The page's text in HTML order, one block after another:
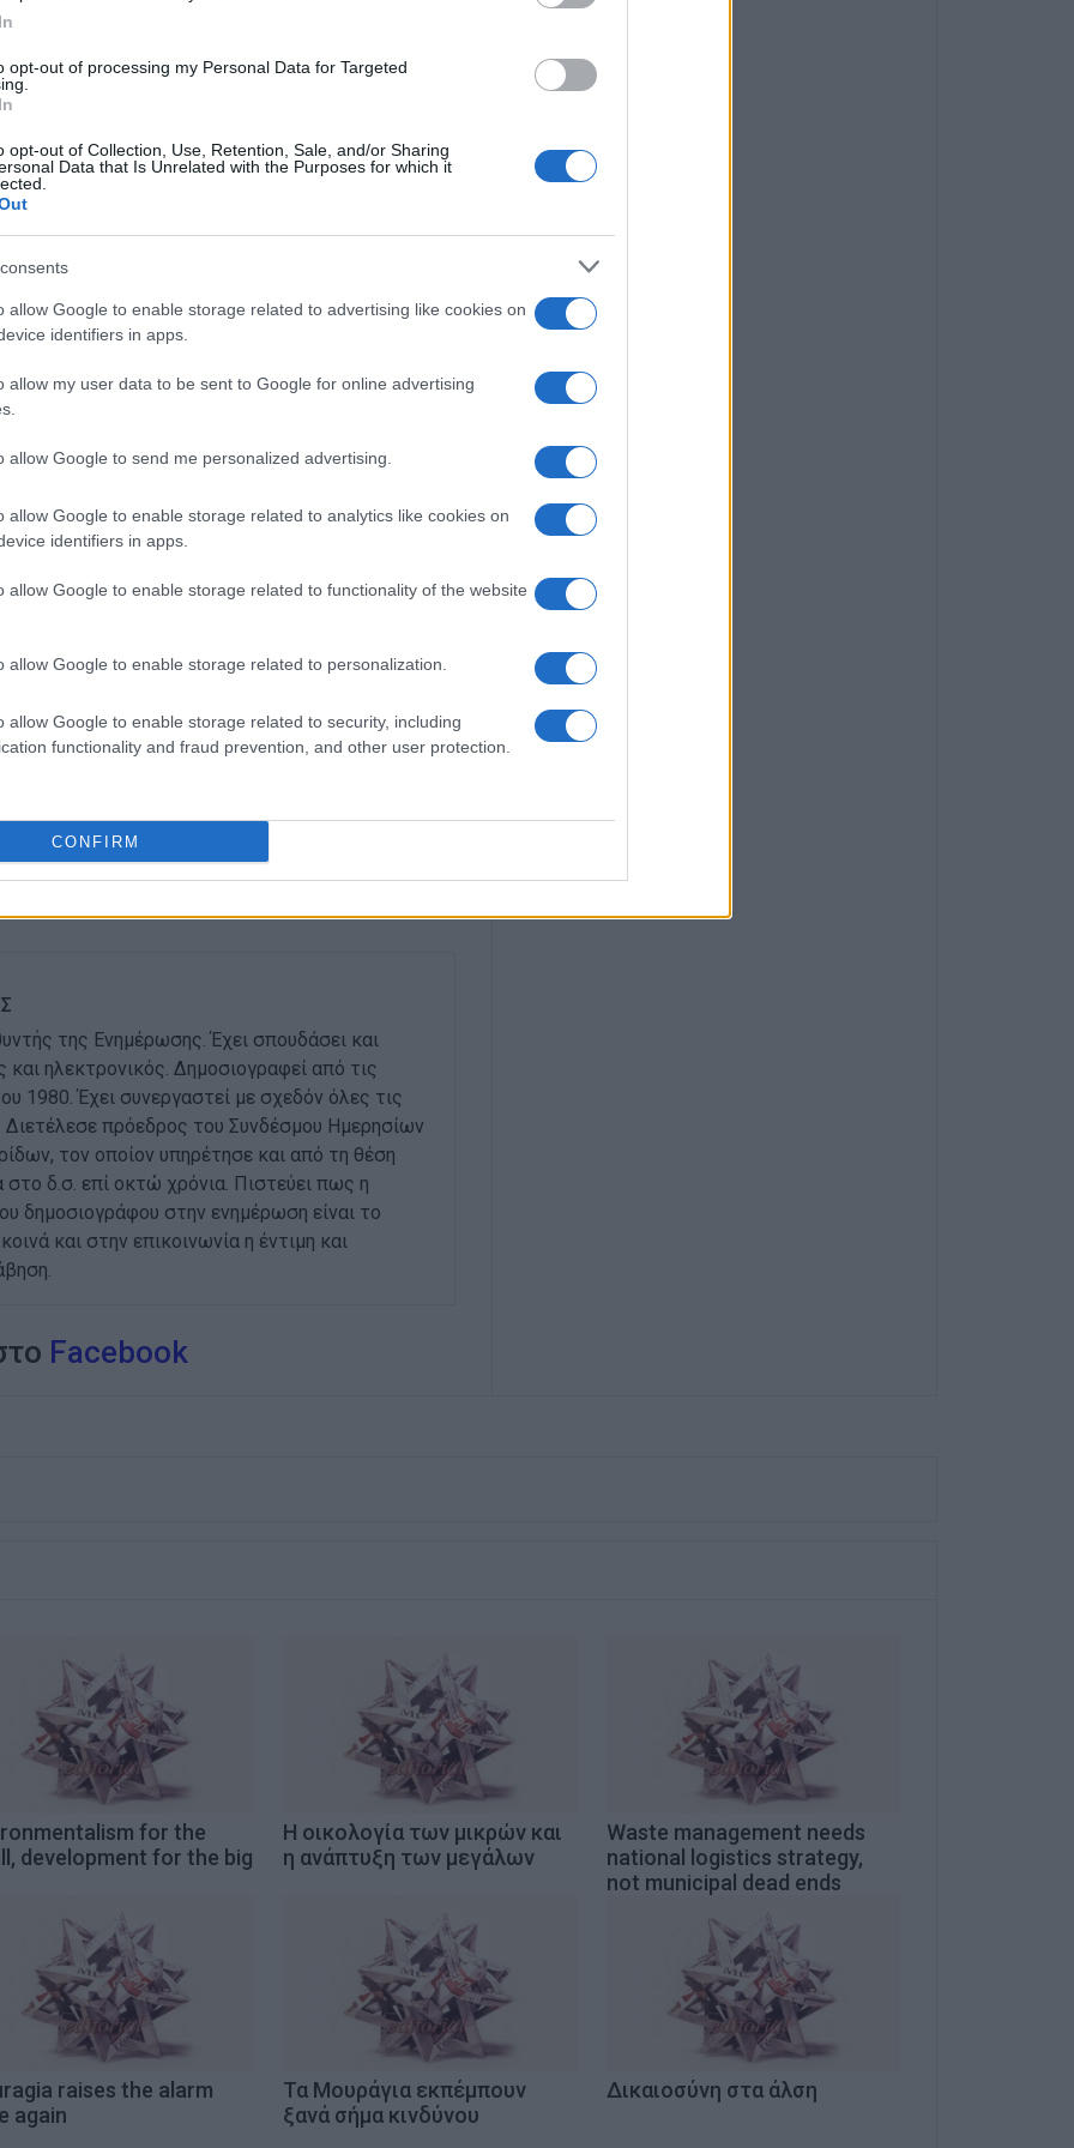
opt-out of processing my Personal Data for Targeted
opt-out of Collection, Use, Retention, Sale, and/or Sharing
Data that Is Unrelated with the Purposes for which it
allow Google to enable storage related to advertising like cookies on
identifiers in apps.
allow my user data to be sent to Google for online advertising
allow Google to send me personalized advertising.
allow Google to enable storage related to analytics like cookies on
identifiers in apps.
allow Google to enable storage related to functionality of the website
allow Google to enable storage related to personalization.
allow Google to enable storage related to security, including
functionality and fraud prevention, and other user protection.
CONFIRM
απόθεμα των υποδομών, θα αξιολογήσει
με αντικειμενικά κριτήρια και θα δεσμεύσει
διοικήσεις ανεξάρτητα από πολιτικές
υπόσχεση τετραετίας. Είναι αναγκαστικά
απαιτεί ευρεία πολιτική και κοινωνική
δημοτικά συμβούλια. Οφείλει να περάσει μέσα από
φορείς, τις επαγγελματικές
Η κοινωνία δεν πρέπει να κληθεί μόνο να
και στη συνέχεια να ελέγχει αυστηρά
διακύβευμα της επόμενης δεκαετίας.
να κριθούν από τις δημόσιες σχέσεις, τις
Πρέπει να κριθούν από ένα και μόνο
το ερώτημα, δεν ζητά ουσιαστικά εντολή για
(σ.σ. αν κάτι σας θυμίζει αυτό;).
σημείο όπου η ανασυγκρότηση δεν αποτελεί
η προϋπόθεση για να εξακολουθήσει να
και φιλοξενίας.
θα μας κατηγορήσουν επειδή δεν χτίσαμε
καταρρεύσουν όσα είχαμε ήδη παραλάβει.
της Ενημέρωσης. Έχει σπουδάσει και
και ηλεκτρονικός. Δημοσιογραφεί από τις
1980. Έχει συνεργαστεί με σχεδόν όλες τις
Διετέλεσε πρόεδρος του Συνδέσμου Ημερησίων
τον οποίον υπηρέτησε και από τη θέση
στο δ.σ. επί οκτώ χρόνια. Πιστεύει πως η
δημοσιογράφου στην ενημέρωση είναι το
και στην επικοινωνία η έντιμη και
Facebook
for the
development for the big
Η οικολογία των μικρών και
η ανάπτυξη των μεγάλων
Waste management needs
national logistics strategy,
not municipal dead ends
raises the alarm
again
Τα Μουράγια εκπέμπουν
ξανά σήμα κινδύνου
Δικαιοσύνη στα άλση